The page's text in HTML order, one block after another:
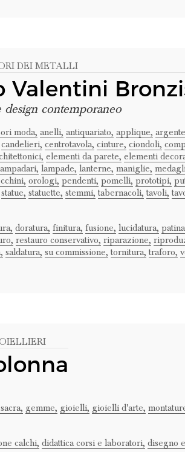
DEI METALLI
Valentini
design contemporaneo
moda, anelli, antiquariato, applique,
candelieri, centrotavola, cinture, ciondoli,
elementi da parete, elementi
lampade, lanterne, maniglie,
orologi, pendenti, pomelli, prototipi,
statue, statuette, stemmi, tabernacoli, tavoli,
doratura, finitura, fusione, lucidatura,
restauro conservativo, riparazione,
saldatura, su commissione, tornitura, traforo,
gemme, gioielli, gioielli d'arte,
calchi, didattica corsi e laboratori, disegno